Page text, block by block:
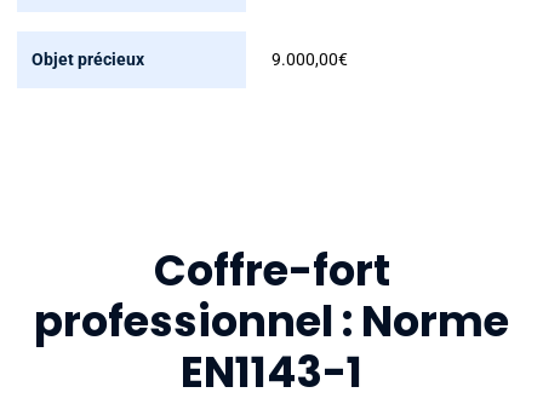
9.000,00€
Coffre-fort
professionnel : Norme
EN1143-1